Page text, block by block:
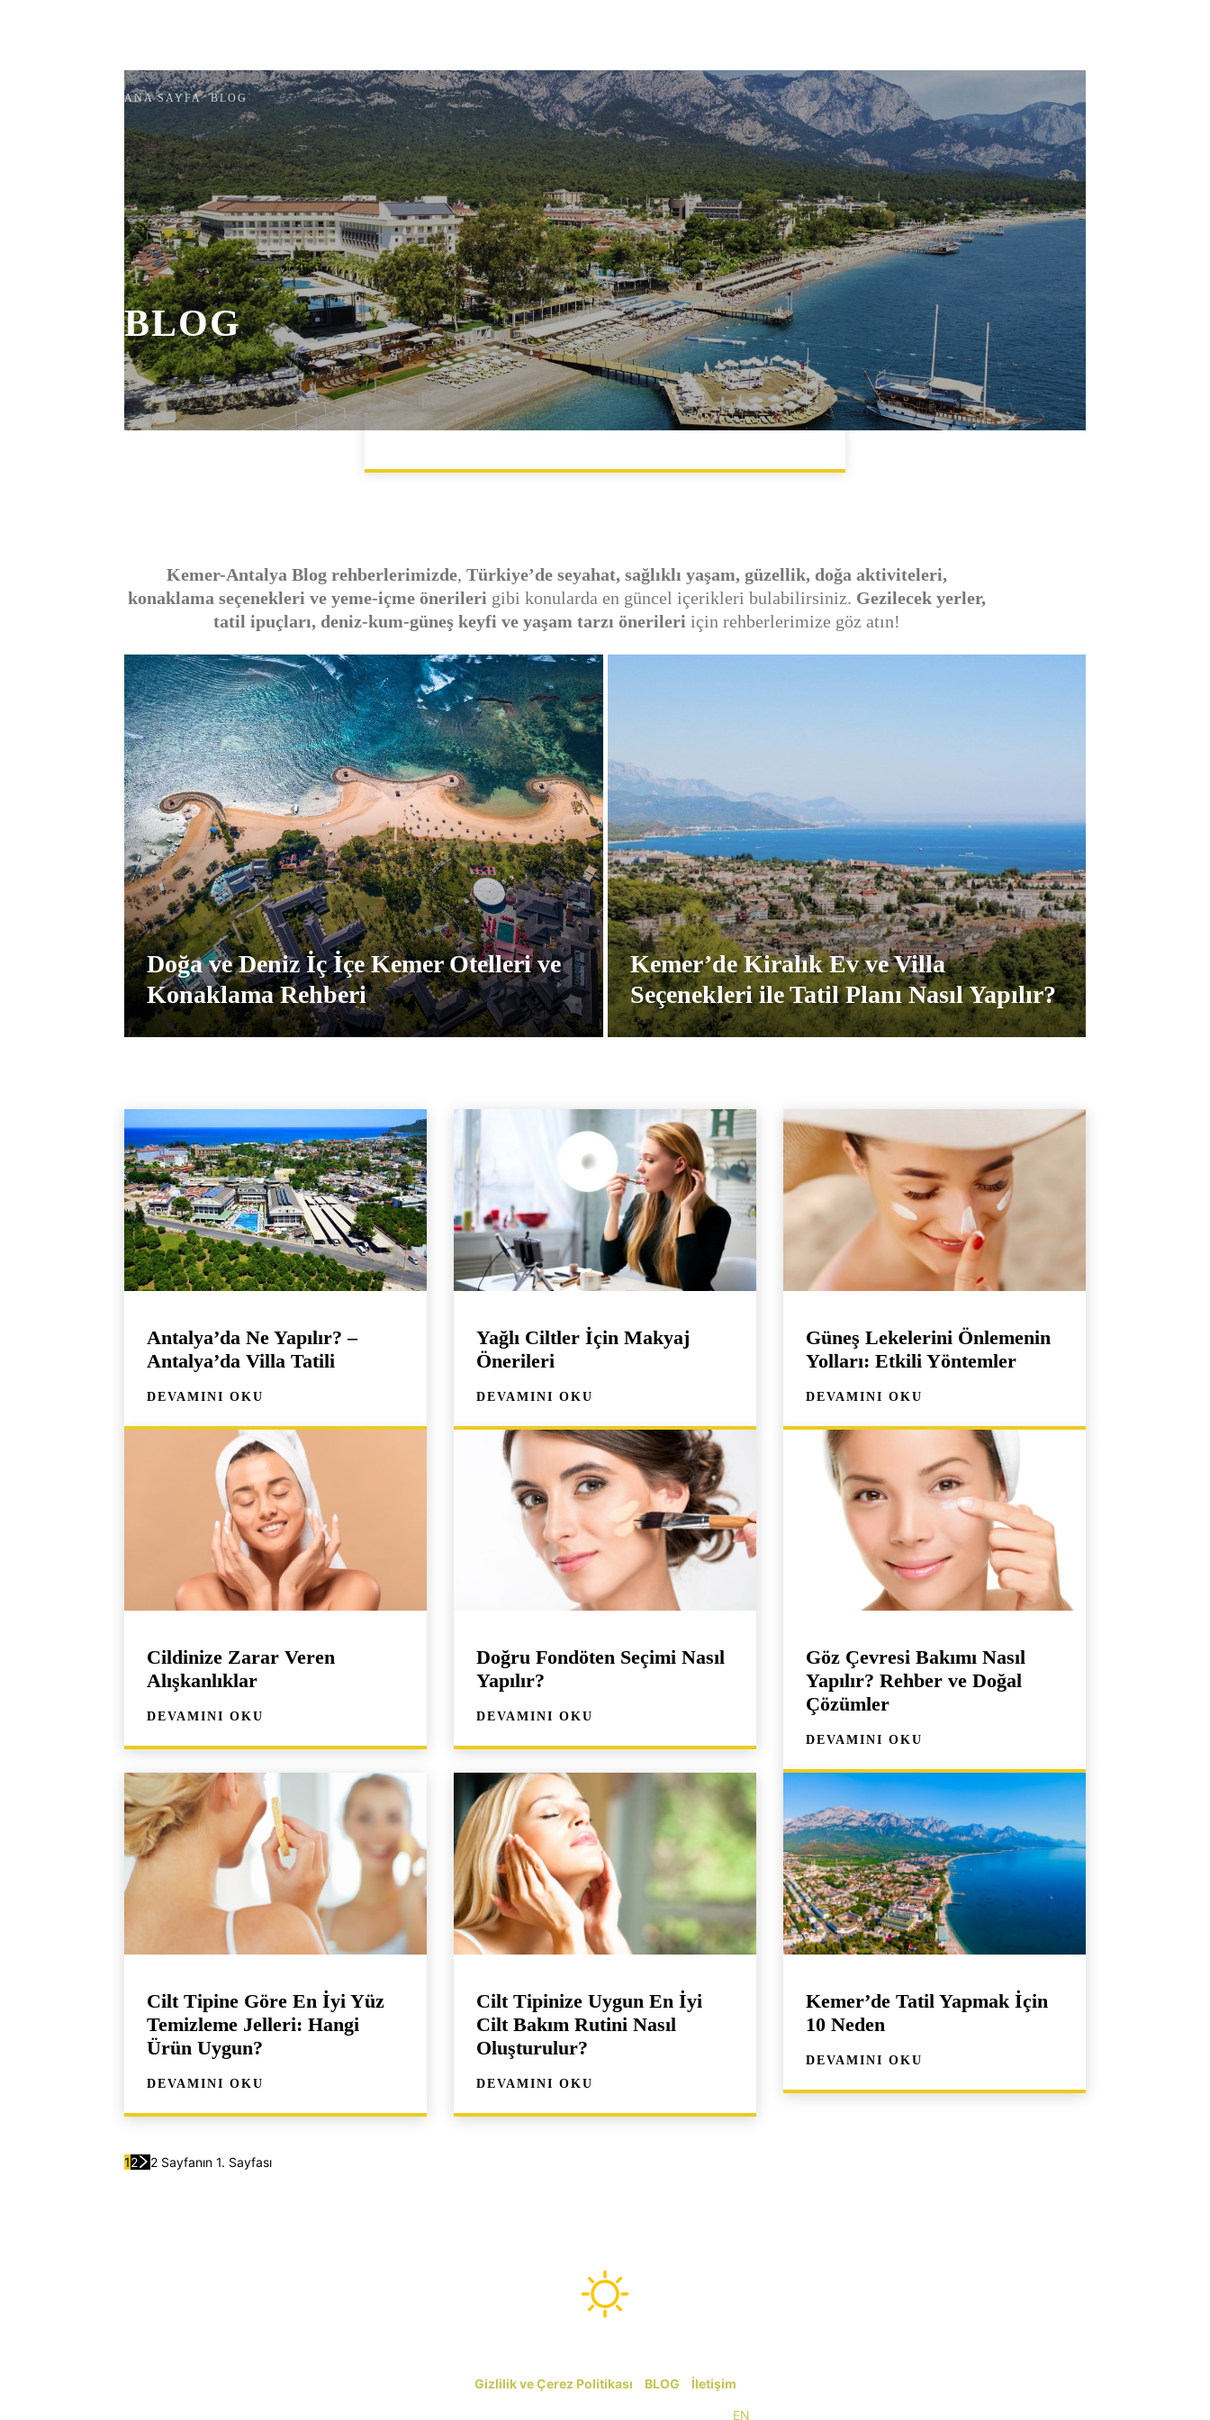
ANA SAYFA BLOG
BLOG
Kemer-Antalya Blog rehberlerimizde,Türkiye’de seyahat, sağlıklı yaşam, güzellik, doğa aktiviteleri,
konaklama seçenekleri ve yeme-içme önerileri gibi konularda en güncel içerikleri bulabilirsiniz. Gezilecek yerler,
tatil ipuçları, deniz-kum-güneş keyfi ve yaşam tarzı önerileri için rehberlerimize göz atın!
Doğa ve Deniz İç İçe Kemer Otelleri ve
Konaklama Rehberi
Kemer’de Kiralık Ev ve Villa
Seçenekleri ile Tatil Planı Nasıl Yapılır?
Antalya’da Ne Yapılır? –
Antalya’da Villa Tatili
DEVAMINI OKU
Yağlı Ciltler İçin Makyaj
Önerileri
DEVAMINI OKU
Güneş Lekelerini Önlemenin
Yolları: Etkili Yöntemler
DEVAMINI OKU
Cildinize Zarar Veren
Alışkanlıklar
DEVAMINI OKU
Doğru Fondöten Seçimi Nasıl
Yapılır?
DEVAMINI OKU
Göz Çevresi Bakımı Nasıl
Yapılır? Rehber ve Doğal
Çözümler
DEVAMINI OKU
Cilt Tipine Göre En İyi Yüz
Temizleme Jelleri: Hangi
Ürün Uygun?
DEVAMINI OKU
Cilt Tipinize Uygun En İyi
Cilt Bakım Rutini Nasıl
Oluşturulur?
DEVAMINI OKU
Kemer’de Tatil Yapmak İçin
10 Neden
DEVAMINI OKU
12 2 Sayfanın 1. Sayfası
kemer-antalya.com
Gizlilik ve Çerez Politikası BLOG İletişim
EN